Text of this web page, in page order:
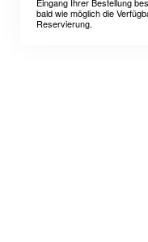
bald wie möglich die
Reservierung.